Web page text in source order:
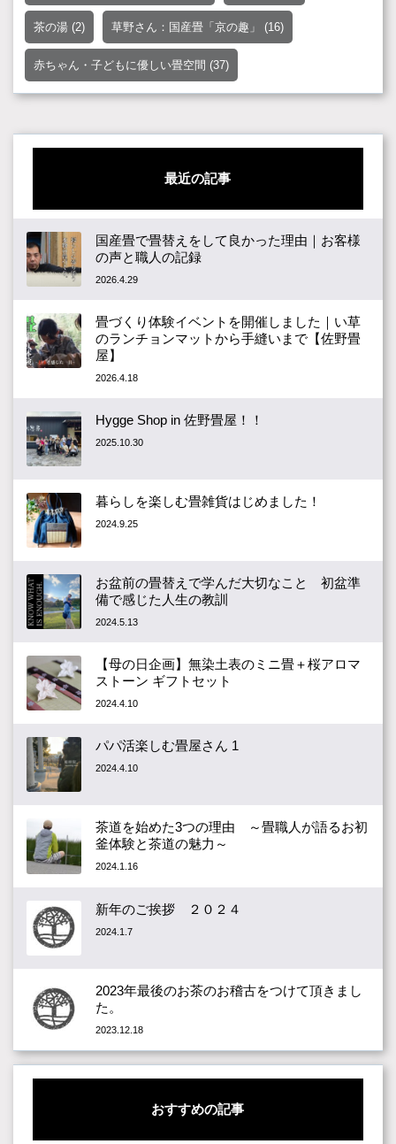
茶の湯 (2) 草野さん：国産畳「京の趣」 (16)
赤ちゃん・子どもに優しい畳空間 (37)
最近の記事
国産畳で畳替えをして良かった理由｜お客様
の声と職人の記録
2026.4.29
畳づくり体験イベントを開催しました｜い草
のランチョンマットから手縫いまで【佐野畳
屋】
2026.4.18
Hygge Shop in 佐野畳屋！！
2025.10.30
暮らしを楽しむ畳雑貨はじめました！
2024.9.25
お盆前の畳替えで学んだ大切なこと 初盆準
備で感じた人生の教訓
2024.5.13
【母の日企画】無染土表のミニ畳＋桜アロマ
ストーン ギフトセット
2024.4.10
パパ活楽しむ畳屋さん 1
2024.4.10
茶道を始めた3つの理由 ～畳職人が語るお初
釜体験と茶道の魅力～
2024.1.16
新年のご挨拶 ２０２４
2024.1.7
2023年最後のお茶のお稽古をつけて頂きまし
た。
2023.12.18
おすすめの記事